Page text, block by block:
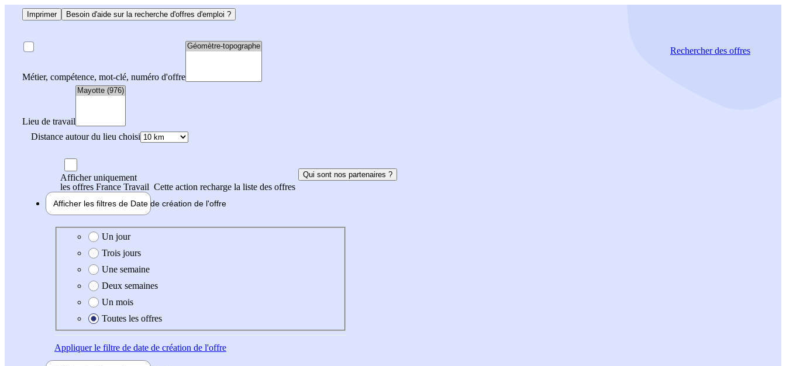
Imprimer Besoin d'aide sur la recherche d'offres d'emploi ?
Métier, compétence, mot-clé, numéro d'offre
Lieu de travail
Distance autour du lieu choisi
Rechercherdes offres
Afficher uniquement
les offres France Travail Cette action recharge la liste des offres
Qui sont nos partenaires ?
Afficher les filtres de Date de création de l'offre
Date de création de l'offre
Un jour
Trois jours
Une semaine
Deux semaines
Un mois
Toutes les offres
Appliquerle filtre de date de création de l'offre